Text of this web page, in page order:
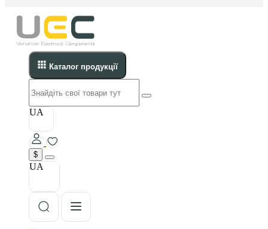
Каталог продукції
UA
$
UA